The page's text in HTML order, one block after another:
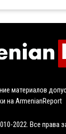
материалов
на ArmenianReport
2022. Все права